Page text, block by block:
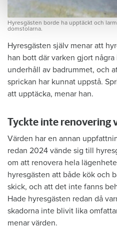
Hyresgästen borde ha upptäckt och
domstolarna.
Hyresgästen själv menar att
han bott där varken gjort
underhåll av badrummet, och
sprickan har kunnat uppstå.
att upptäcka, menar han.
Tyckte inte renovering
Värden har en annan
redan 2024 vände sig till
om att renovera hela
hyresgästen att både kök och
skick, och att det inte fanns
Hade hyresgästen redan då
skadorna inte blivit lika
menar värden.